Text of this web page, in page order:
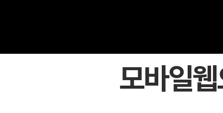
모바일